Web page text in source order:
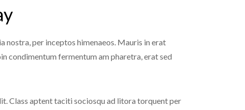
nostra, per inceptos himenaeos. Mauris in erat
condimentum fermentum am pharetra, erat sed
Class aptent taciti sociosqu ad litora torquent per